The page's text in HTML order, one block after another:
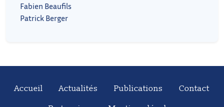
Fabien Beaufils
Patrick Berger
Accueil Actualités Publications
Contact